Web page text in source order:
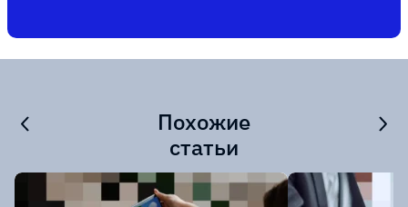
Похожие
статьи